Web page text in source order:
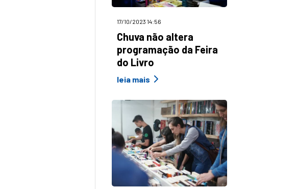
17/10/2023 14:56
Chuva não altera
programação da Feira
do Livro
leia mais